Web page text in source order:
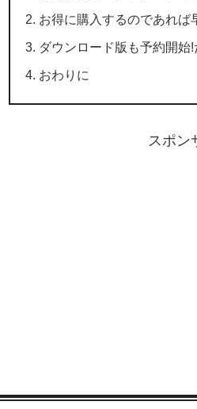
お得に購入するのであれば
ダウンロード版も予約開始
おわりに
スポン